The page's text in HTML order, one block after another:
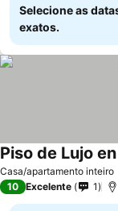
Selecione as
exatos.
Casa/apartamento inteiro
Piso de Lujo
10 Excelente 1